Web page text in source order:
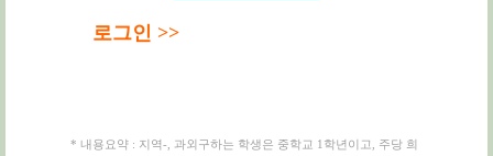
로그인 >>
* 내용요약 : 지역-, 과외구하는 학생은 중학교 1학년이고, 주당 희